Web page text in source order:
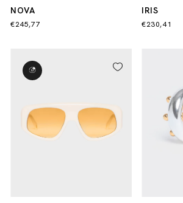
NOVA
€245,77
IRIS
€230,41